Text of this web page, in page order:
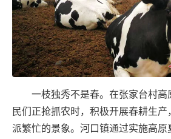
一枝独秀不是春。在张家台村高
民们正抢抓农时，积极开展春耕生
派繁忙的景象。河口镇通过实施高原